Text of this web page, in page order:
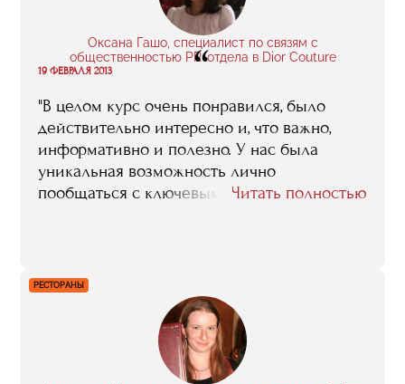
Оксана Гашо, специалист по связям с
общественностью PR-отдела в Dior Couture
“
19 ФЕВРАЛЯ 2013
"В целом курс очень понравился, было
действительно интересно и, что важно,
информативно и полезно. У нас была
уникальная возможность лично
пообщаться с ключевыми фигурами арт-
которые проводились на разных
площадках. Запомнились поездки в Санкт-
Петербург на церемонию вручения премии
Сергея Курехина и в Германию на
Берлинскую биеннале"
Читать полностью
РЕСТОРАНЫ